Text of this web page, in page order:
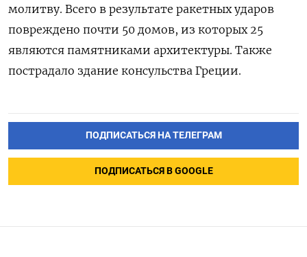
молитву. Всего в результате ракетных ударов
повреждено почти 50 домов, из которых 25
являются памятниками архитектуры. Также
пострадало здание консульства Греции.
ПОДПИСАТЬСЯ НА ТЕЛЕГРАМ
ПОДПИСАТЬСЯ В GOOGLE